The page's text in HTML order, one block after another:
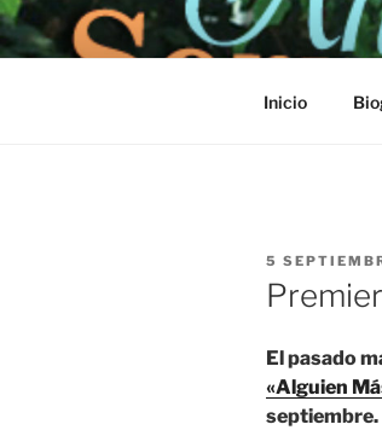
Saltar
al
Inicio
PUBLICADO
EL
5
El pasado
«Alguien
septiembre.